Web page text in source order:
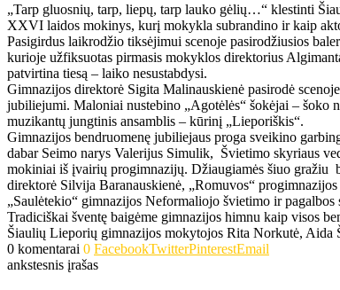
„Tarp gluosnių, tarp, liepų, tarp lauko gėlių…“ klestinti
XXVI laidos mokinys, kurį mokykla subrandino ir kaip
Pasigirdus laikrodžio tiksėjimui scenoje pasirodžiusios
kurioje užfiksuotas pirmasis mokyklos direktorius
patvirtina tiesą – laiko nesustabdysi.
Gimnazijos direktorė Sigita Malinauskienė pasirodė
jubiliejumi. Maloniai nustebino „Agotėlės“ šokėjai – šoko
muzikantų jungtinis ansamblis – kūrinį „Lieporiškis“.
Gimnazijos bendruomenę jubiliejaus proga sveikino
dabar Seimo narys Valerijus Simulik, Švietimo skyriaus
mokiniai iš įvairių progimnazijų. Džiaugiamės šiuo gražiu
direktorė Silvija Baranauskienė, „Romuvos“
„Saulėtekio“ gimnazijos Neformaliojo švietimo ir
Tradiciškai šventę baigėme gimnazijos himnu kaip visos
Šiaulių Lieporių gimnazijos mokytojos Rita Norkutė, Aida
0 komentarai 0 FacebookTwitterPinterestEmail
ankstesnis įrašas